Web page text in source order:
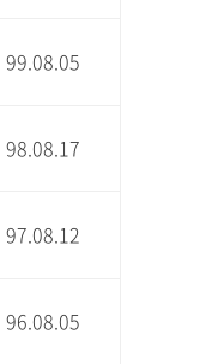
99.08.05
98.08.17
97.08.12
96.08.05